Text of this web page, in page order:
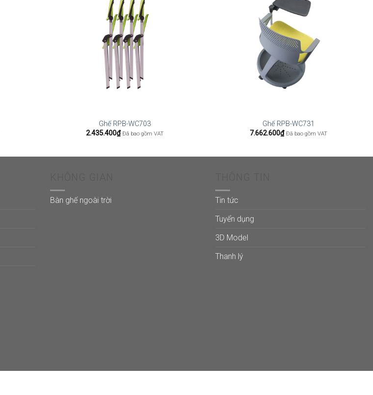
Ghế RPB-WC703
2.435.400₫ Đã bao gồm VAT
Ghế RPB-WC731
7.662.600₫ Đã bao gồm VAT
Bàn ghế ngoài trời
Tin tức
Tuyển dụng
3D Model
Thanh lý